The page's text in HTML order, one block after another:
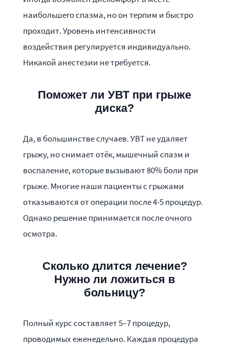
наибольшего спазма, но он терпим и быстро
проходит. Уровень интенсивности
воздействия регулируется индивидуально.
Никакой анестезии не требуется.
Поможет ли УВТ при грыже
диска?
Да, в большинстве случаев. УВТ не удаляет
грыжу, но снимает отёк, мышечный спазм и
воспаление, которые вызывают 80% боли при
грыже. Многие наши пациенты с грыжами
отказываются от операции после 4-5 процедур.
Однако решение принимается после очного
осмотра.
Сколько длится лечение?
Нужно ли ложиться в
больницу?
Полный курс составляет 5–7 процедур,
проводимых еженедельно. Каждая процедура